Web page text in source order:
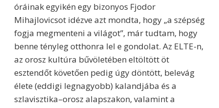
óráinak egyikén egy bizonyos Fjodor
Mihajlovicsot idézve azt mondta, hogy „a szépség
fogja megmenteni a világot”, már tudtam, hogy
benne tényleg otthonra lel e gondolat. Az ELTE-n,
az orosz kultúra bűvöletében eltöltött öt
esztendőt követően pedig úgy döntött, belevág
élete (eddigi legnagyobb) kalandjába és a
szlavisztika–orosz alapszakon, valamint a